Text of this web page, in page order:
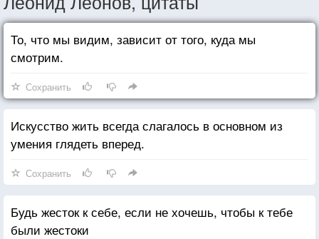
То, что мы видим, зависит от того, куда мы
смотрим.
Сохранить
Искусство жить всегда слагалось в основном из
умения глядеть вперед.
Сохранить
Будь жесток к себе, если не хочешь, чтобы к тебе
были жестоки